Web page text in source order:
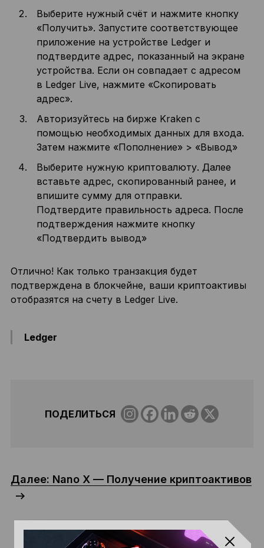
Выберите нужный счёт и нажмите кнопку
«Получить». Запустите соответствующее
приложение на устройстве Ledger и
подтвердите адрес, показанный на экране
устройства. Если он совпадает с адресом
в Ledger Live, нажмите «Скопировать
адрес».
Авторизуйтесь на бирже Kraken с
помощью необходимых данных для входа.
Затем нажмите «Пополнение» > «Вывод»
Выберите нужную криптовалюту. Далее
вставьте адрес, скопированный ранее, и
впишите сумму для отправки.
Подтвердите правильность адреса. После
подтверждения нажмите кнопку
«Подтвердить вывод»
Отлично! Как только транзакция будет
подтверждена в блокчейне, ваши криптоактивы
отобразятся на счету в Ledger Live.
Ledger
ПОДЕЛИТЬСЯ
Далее: Nano X — Получение криптоактивов